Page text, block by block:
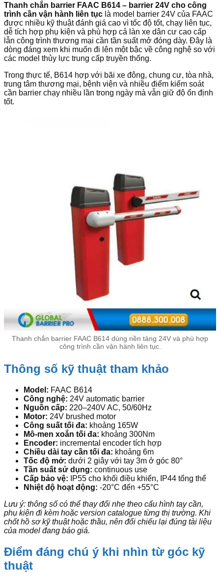
Thanh chắn barrier FAAC B614 – barrier 24V cho công
trình cần vận hành liên tục là model barrier 24V của FAAC
được nhiều kỹ thuật đánh giá cao vì tốc độ tốt, chạy liên tục,
dễ tích hợp phụ kiện và phù hợp cả làn xe dân cư cao cấp
lẫn công trình thương mại cần tần suất mở đóng dày. Đây là
dòng đáng xem khi muốn đi lên một bậc về công nghệ so với
các model thủy lực trung cấp truyền thống.
Trong thực tế, B614 hợp với bãi xe đông, chung cư, tòa nhà,
trung tâm thương mại, bệnh viện và nhiều điểm kiểm soát
cần barrier chạy nhiều lần trong ngày mà vẫn giữ độ ổn định
tốt.
Thanh chắn barrier FAAC B614 dùng nền tảng 24V và phù hợp
công trình cần vận hành liên tục.
Thông số kỹ thuật tham khảo
Model: FAAC B614
Công nghệ: 24V automatic barrier
Nguồn cấp: 220–240V AC, 50/60Hz
Motor: 24V brushed motor
Công suất tối đa: khoảng 165W
Mô-men xoắn tối đa: khoảng 300Nm
Encoder: incremental encoder tích hợp
Chiều dài tay cần tối đa: khoảng 6m
Tốc độ mở: dưới 2 giây với tay 3m ở góc 80°
Tần suất sử dụng: continuous use
Cấp bảo vệ: IP55 cho khối điều khiển, IP44 tổng thể
Nhiệt độ hoạt động: -20°C đến +55°C
Lưu ý: thông số có thể thay đổi nhẹ theo cấu hình tay cần,
phụ kiện đi kèm hoặc version catalogue từng thị trường. Khi
chốt hồ sơ kỹ thuật hoặc thầu, nên đối chiếu lại đúng tài liệu
của model đang báo giá.
Điểm đáng chú ý khi nhìn từ góc kỹ
thuật